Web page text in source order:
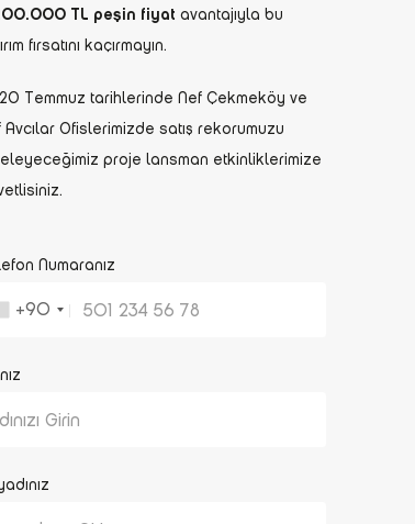
TL peşin fiyat avantajıyla bu
fırsatını kaçırmayın.
Temmuz tarihlerinde Nef Çekmeköy ve
Avcılar Ofislerimizde satış rekorumuzu
proje lansman etkinliklerimize
Numaranız
+90